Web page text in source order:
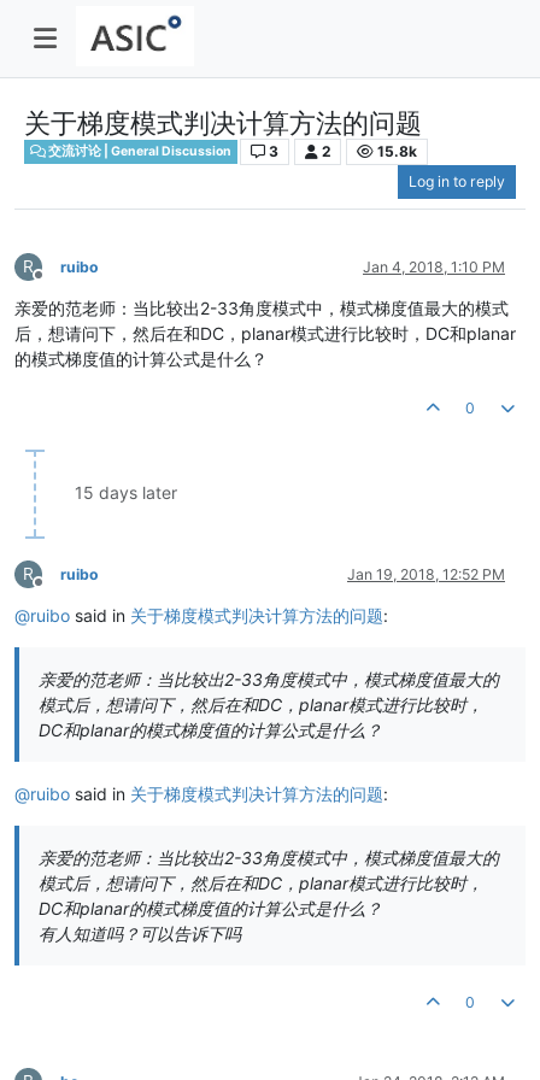
关于梯度模式判决计算方法的问题
交流讨论 | General Discussion 3 2
15.8k
Log in to reply
R
Offline
ruibo Jan 4, 2018, 1:10 PM
亲爱的范老师：当比较出2-33角度模式中，模式梯度值最大的模式
后，想请问下，然后在和DC，planar模式进行比较时，DC和planar
的模式梯度值的计算公式是什么？
0
15 days later
R
Offline
ruibo Jan 19, 2018, 12:52 PM
@ruibo said in 关于梯度模式判决计算方法的问题:
亲爱的范老师：当比较出2-33角度模式中，模式梯度值最大的
模式后，想请问下，然后在和DC，planar模式进行比较时，
DC和planar的模式梯度值的计算公式是什么？
@ruibo said in 关于梯度模式判决计算方法的问题:
亲爱的范老师：当比较出2-33角度模式中，模式梯度值最大的
模式后，想请问下，然后在和DC，planar模式进行比较时，
DC和planar的模式梯度值的计算公式是什么？
有人知道吗？可以告诉下吗
0